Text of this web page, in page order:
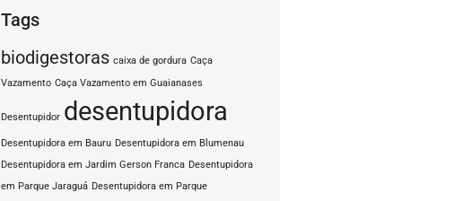
Tags
biodigestoras caixa de gordura Caça
Vazamento Caça Vazamento em Guaianases
Desentupidor desentupidora
Desentupidora em Bauru Desentupidora em Blumenau
Desentupidora em Jardim Gerson Franca Desentupidora
em Parque Jaraguá Desentupidora em Parque